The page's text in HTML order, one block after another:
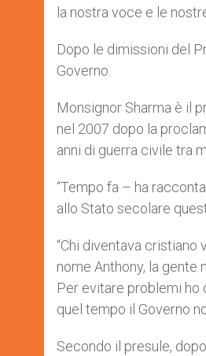
la nostra voce e le
Dopo le dimissioni del
Governo.
Monsignor Sharma è il
nel 2007 dopo la
anni di guerra civile tra
“Tempo fa – ha
allo Stato secolare
“Chi diventava cristiano
nome Anthony, la gente
Per evitare problemi ho
quel tempo il Governo
Secondo il presule,